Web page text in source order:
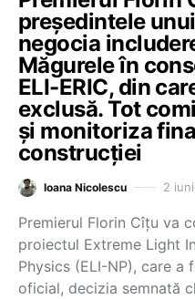
președintele
negocia
Măgurele în
ELI-ERIC, din
exclusă. Tot
și monitoriza
construcției
Ioana Nicolescu 2
Premierul Florin Cîțu va
proiectul Extreme Light
Physics (ELI-NP), care
oficial, decizia semnată